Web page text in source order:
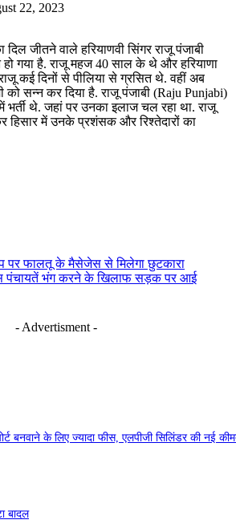
22, 2023
दिल जीतने वाले हरियाणवी सिंगर राजू पंजाबी
गया है. राजू महज 40 साल के थे और हरियाणा
कई दिनों से पीलिया से ग्रसित थे. वहीं अब
सन्न कर दिया है. राजू पंजाबी (Raju Punjabi)
भर्ती थे. जहां पर उनका इलाज चल रहा था. राजू
हिसार में उनके प्रशंसक और रिश्तेदारों का
पर फालतू के मैसेजेस से मिलेगा छुटकारा
पंचायतें भंग करने के खिलाफ सड़क पर आई
- Advertisment -
बनवाने के लिए ज्यादा फीस, एलपीजी सिलिंडर की नई
बादल